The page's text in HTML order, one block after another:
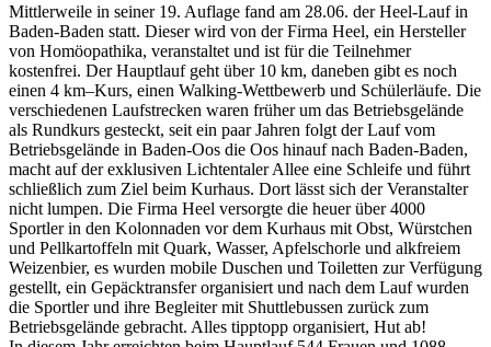
Mittlerweile in seiner 19. Auflage fand am 28.06. der Heel-Lauf in
Baden-Baden statt. Dieser wird von der Firma Heel, ein Hersteller
von Homöopathika, veranstaltet und ist für die Teilnehmer
kostenfrei. Der Hauptlauf geht über 10 km, daneben gibt es noch
einen 4 km–Kurs, einen Walking-Wettbewerb und Schülerläufe. Die
verschiedenen Laufstrecken waren früher um das Betriebsgelände
als Rundkurs gesteckt, seit ein paar Jahren folgt der Lauf vom
Betriebsgelände in Baden-Oos die Oos hinauf nach Baden-Baden,
macht auf der exklusiven Lichtentaler Allee eine Schleife und führt
schließlich zum Ziel beim Kurhaus. Dort lässt sich der Veranstalter
nicht lumpen. Die Firma Heel versorgte die heuer über 4000
Sportler in den Kolonnaden vor dem Kurhaus mit Obst, Würstchen
und Pellkartoffeln mit Quark, Wasser, Apfelschorle und alkfreiem
Weizenbier, es wurden mobile Duschen und Toiletten zur Verfügung
gestellt, ein Gepäcktransfer organisiert und nach dem Lauf wurden
die Sportler und ihre Begleiter mit Shuttlebussen zurück zum
Betriebsgelände gebracht. Alles tipptopp organisiert, Hut ab!